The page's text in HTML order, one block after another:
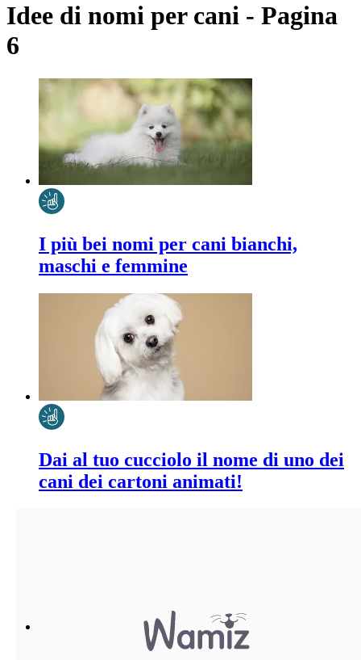
Idee di nomi per cani - Pagina
6
I più bei nomi per cani bianchi,
maschi e femmine
Dai al tuo cucciolo il nome di uno dei
cani dei cartoni animati!